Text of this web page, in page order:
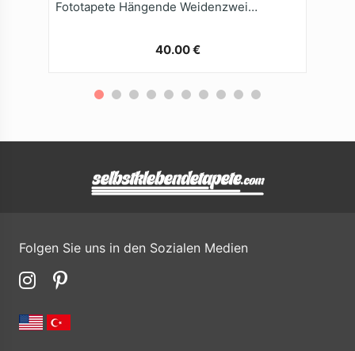
Fototapete Hängende Weidenzweige Mit Vögeln Auf Weißem Hintergrund
40.00 €
Folgen Sie uns in den Sozialen Medien